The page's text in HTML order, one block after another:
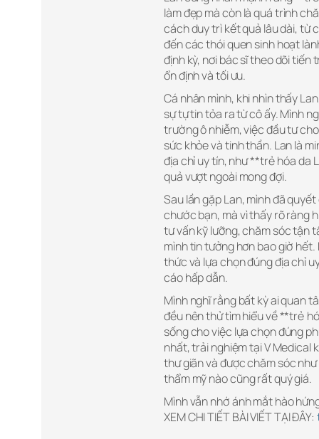
làm đẹp mà còn là quá trình
cách duy trì kết quả lâu dài, từ
đến các thói quen sinh hoạt
định kỳ, nơi bác sĩ theo dõi tiến
ổn định và tối ưu.
Cá nhân mình, khi nhìn thấy
sự tự tin tỏa ra từ cô ấy. Mình
trường ô nhiễm, việc đầu tư
sức khỏe và tinh thần. Lan là
địa chỉ uy tín, như **trẻ hóa da
quả vượt ngoài mong đợi.
Sau lần gặp Lan, mình đã
chước bạn, mà vì thấy rõ ràng
tư vấn kỹ lưỡng, chăm sóc tận
mình tin tưởng hơn bao giờ
thức và lựa chọn đúng địa chỉ
cáo hấp dẫn.
Mình nghĩ rằng bất kỳ ai quan
đều nên thử tìm hiểu về **trẻ
sống cho việc lựa chọn đúng
nhất, trải nghiệm tại V Medical
thư giãn và được chăm sóc
thẩm mỹ nào cũng rất quý giá.
Mình vẫn nhớ ánh mắt hào
XEM CHI TIẾT BÀI VIẾT TẠI ĐÂY: